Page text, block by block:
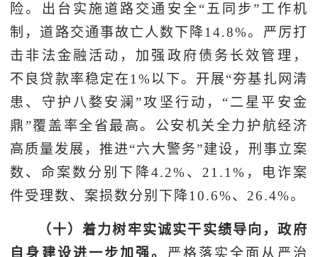
险。出台实施道路交通安全“五同步”工作机
制，道路交通事故亡人数下降14.8%。严厉打
击非法金融活动，加强政府债务长效管理，
不良贷款率稳定在1%以下。开展“夯基扎网清
患、守护八婺安澜”攻坚行动，“二星平安金
鼎”覆盖率全省最高。公安机关全力护航经济
高质量发展，推进“六大警务”建设，刑事立案
数、命案数分别下降4.2%、21.1%，电诈案
件受理数、案损数分别下降10.6%、26.4%。
（十）着力树牢实诚实干实绩导向，政府
自身建设进一步加强。 严格落实全面从严治